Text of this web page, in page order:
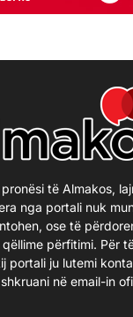
të Almakos,
nga portali nuk
ose të
përfitimi. Për
portali ju lutemi
në email-in